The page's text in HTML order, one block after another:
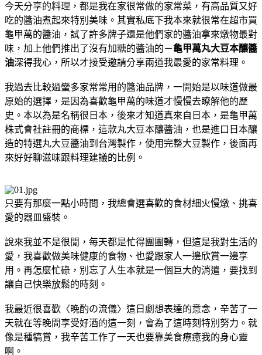
今天分享的料理，都是我在家很常做的家常菜，有高品質又好
吃的醬油煮起來特別美味。其實私底下我本來就很常在超市買
龜甲萬的醬油，試了許多牌子還是他們家的醬油拿來燉物最對
味，加上他們推出了沒有加糖的醬油的－龜甲萬丸大豆本釀醬
油深得我心，所以才接受邀請分享兩道我最愛的家常料理。
我過去比較過蠻多家常常用的醬油品牌，一開始是以味道做最
原始的選擇，是因為喜歡龜甲萬的味道才慢慢去瞭解他的歷
史。本以為是名稱很日本，後來才知道真來自日本，是龜甲萬
株式會社註冊的商標，這款丸大豆本釀醬油，也是進口日本釀
造的特選丸大豆醬油到台灣製作，使用完整大豆製作，後面再
來好好聊滋味跟料理建議的比例。
只要有那麼一點小時間，我總會選喜歡的食材細火慢燉、挑喜
愛的器皿盛裝。
說來我並不是很閒，每天都是忙得團團轉，但這是我對生活的
愛，我喜歡做美味健康的食物、也愛跟家人一邊欣賞一邊享
用。再怎麼忙碌，別忘了人生本就是一個巨大的消遣，要找到
讓自己快樂放鬆的時刻。
我最近很喜歡〈晩酌の流儀〉這日劇想表達的意念，辛苦了一
天就在等晚間享受好酒的這一刻，會為了這時刻特別努力。就
像是種犒賞，我辛苦工作了一天也要靠美食療癒我的身心靈
啊。